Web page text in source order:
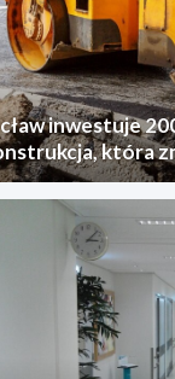
inwestuje
która